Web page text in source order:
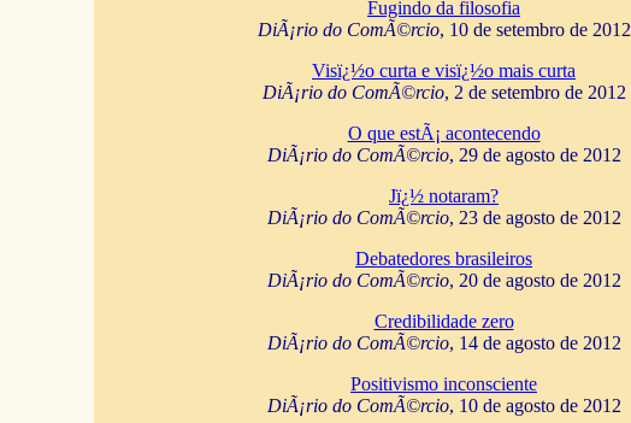
Fugindo da filosofia
DiÃ¡rio do ComÃ©rcio, 10 de setembro de 2012
Visï¿½o curta e visï¿½o mais curta
DiÃ¡rio do ComÃ©rcio, 2 de setembro de 2012
O que estÃ¡ acontecendo
DiÃ¡rio do ComÃ©rcio, 29 de agosto de 2012
Jï¿½ notaram?
DiÃ¡rio do ComÃ©rcio, 23 de agosto de 2012
Debatedores brasileiros
DiÃ¡rio do ComÃ©rcio, 20 de agosto de 2012
Credibilidade zero
DiÃ¡rio do ComÃ©rcio, 14 de agosto de 2012
Positivismo inconsciente
DiÃ¡rio do ComÃ©rcio, 10 de agosto de 2012